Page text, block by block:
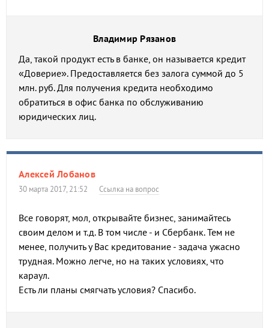
Владимир Рязанов
Да, такой продукт есть в банке, он называется кредит
«Доверие». Предоставляется без залога суммой до 5
млн. руб. Для получения кредита необходимо
обратиться в офис банка по обслуживанию
юридических лиц.
Алексей Лобанов
30 марта 2017, 21:52 Ссылка на вопрос
Все говорят, мол, открывайте бизнес, занимайтесь
своим делом и т.д. В том числе - и Сбербанк. Тем не
менее, получить у Вас кредитование - задача ужасно
трудная. Можно легче, но на таких условиях, что
караул.
Есть ли планы смягчать условия? Спасибо.